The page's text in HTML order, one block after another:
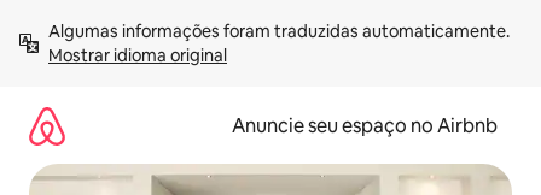
para
Mostrar idioma original
Anuncie seu espaço no Airbnb